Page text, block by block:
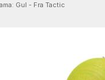
Gul - Fra Tactic